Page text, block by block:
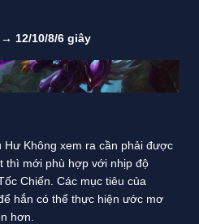
→ 12/10/8/6 giây
Hư Không xem ra cần phải được
thì mới phù hợp với nhịp độ
Chiến. Các mục tiêu của
hắn có thể thực hiện ước mơ
hơn.